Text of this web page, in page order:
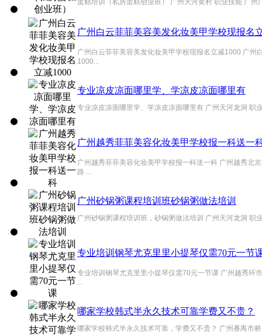
蛋糕培训（私房蛋糕创业班） 广州天河黄村 职业技能 广
广州白云菲菲美容美发化妆美甲学校现报名
广州白云菲菲美容美发化妆美甲学校现报名立减1000 广
1000...
专业凉皮凉面哪里学、学凉皮凉面哪里有
专业凉皮凉面哪里学、学凉皮凉面哪里有 广州天河龙洞 职
广州越秀菲菲美容化妆美甲学校报一科送一
广州越秀菲菲美容化妆美甲学校报一科送一科 广州越秀北
路 ...
广州砂锅粥课程培训班砂锅粥做法培训
广州砂锅粥课程培训班，砂锅粥做法培训 广州天河龙洞 职
专业培训钢琴尤克里里小提琴仅需70元一节
专业培训钢琴尤克里里小提琴仅需70元一节课 广州越秀环
...
哪家学校韩式半永久技术可靠学费又不贵？
哪家学校韩式半永久技术可靠，学费又不贵？ 广州番禺市